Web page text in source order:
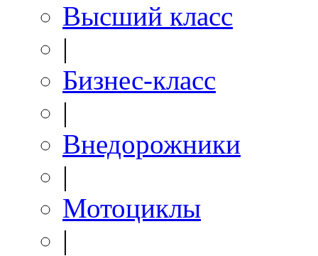
Высший класс
|
Бизнес-класс
|
Внедорожники
|
Мотоциклы
|